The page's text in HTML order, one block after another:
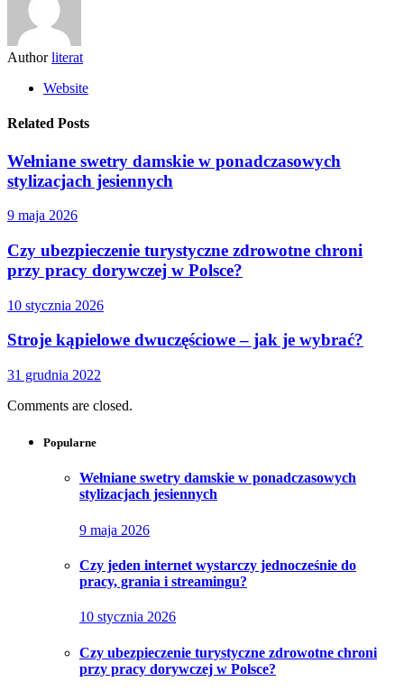
Author literat
Website
Related Posts
Wełniane swetry damskie w ponadczasowych
stylizacjach jesiennych
9 maja 2026
Czy ubezpieczenie turystyczne zdrowotne chroni
przy pracy dorywczej w Polsce?
10 stycznia 2026
Stroje kąpielowe dwuczęściowe – jak je wybrać?
31 grudnia 2022
Comments are closed.
Popularne
Wełniane swetry damskie w ponadczasowych
stylizacjach jesiennych
9 maja 2026
Czy jeden internet wystarczy jednocześnie do
pracy, grania i streamingu?
10 stycznia 2026
Czy ubezpieczenie turystyczne zdrowotne chroni
przy pracy dorywczej w Polsce?